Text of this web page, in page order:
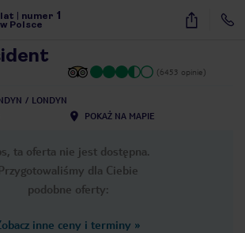
lat numer 1
w Polsce
7
(6453 opinie)
LONDYN
POKAŻ NA MAPIE
ta oferta nie jest dostępna.
Przygotowaliśmy dla Ciebie
podobne oferty:
inne ceny i terminy »